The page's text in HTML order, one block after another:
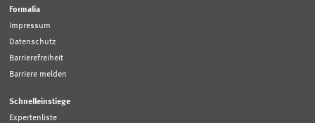
Formalia
Impressum
Datenschutz
Barrierefreiheit
Barriere melden
Schnelleinstiege
Expertenliste